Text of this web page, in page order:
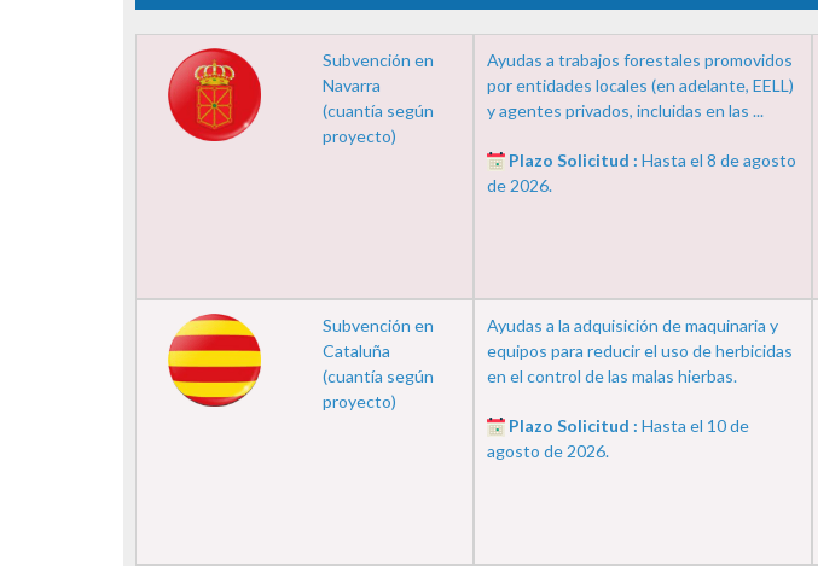
Subvención en
Navarra
(cuantía según
proyecto)
Ayudas a trabajos forestales promovidos
por entidades locales (en adelante, EELL)
y agentes privados, incluidas en las ...
Plazo Solicitud : Hasta el 8 de agosto
de 2026.
Subvención en
Cataluña
(cuantía según
proyecto)
Ayudas a la adquisición de maquinaria y
equipos para reducir el uso de herbicidas
en el control de las malas hierbas.
Plazo Solicitud : Hasta el 10 de
agosto de 2026.